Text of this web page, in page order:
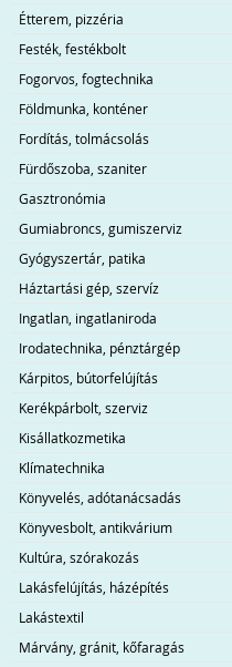
Étterem, pizzéria
Festék, festékbolt
Fogorvos, fogtechnika
Földmunka, konténer
Fordítás, tolmácsolás
Fürdőszoba, szaniter
Gasztronómia
Gumiabroncs, gumiszerviz
Gyógyszertár, patika
Háztartási gép, szervíz
Ingatlan, ingatlaniroda
Irodatechnika, pénztárgép
Kárpitos, bútorfelújítás
Kerékpárbolt, szerviz
Kisállatkozmetika
Klímatechnika
Könyvelés, adótanácsadás
Könyvesbolt, antikvárium
Kultúra, szórakozás
Lakásfelújítás, házépítés
Lakástextil
Márvány, gránit, kőfaragás